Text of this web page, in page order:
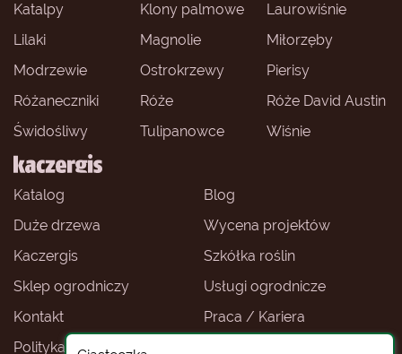
Katalog
Blog
Duże drzewa
Wycena projektów
Kaczergis
Szkółka roślin
Sklep ogrodniczy
Usługi ogrodnicze
Kontakt
Praca / Kariera
Polityka prywatności
Katalpy
Klony palmowe
Laurowiśnie
Lilaki
Magnolie
Miłorzęby
Modrzewie
Ostrokrzewy
Pierisy
Różaneczniki
Róże
Róże David Austin
Świdośliwy
Tulipanowce Wiśnie